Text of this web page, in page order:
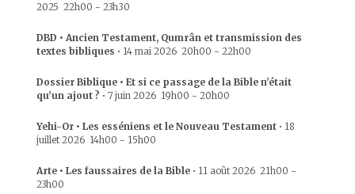
2025 22h00 - 23h30
DBD • Ancien Testament, Qumrân et transmission des
textes bibliques • 14 mai 2026 20h00 - 22h00
Dossier Biblique • Et si ce passage de la Bible n’était
qu’un ajout ? • 7 juin 2026 19h00 - 20h00
Yehi-Or • Les esséniens et le Nouveau Testament • 18
juillet 2026 14h00 - 15h00
Arte • Les faussaires de la Bible • 11 août 2026 21h00 -
23h00